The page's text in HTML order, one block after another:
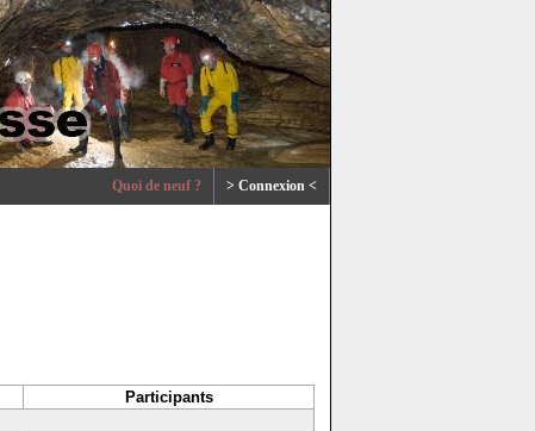
> Connexion <
Quoi de neuf ?
Participants